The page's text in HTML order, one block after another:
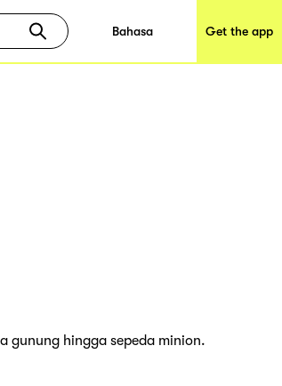
Bahasa Get the app
gunung hingga sepeda minion.